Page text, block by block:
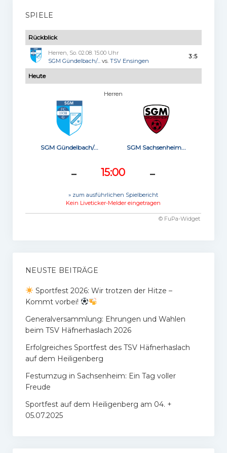
SPIELE
Rückblick
Herren, So. 02.08. 15:00 Uhr
SGM Gündelbach/...vs. TSV Ensingen
3:5
Heute
Herren
SGM Gündelbach/... SGM Sachsenheim...
- 15:00 -
» zum ausführlichen Spielbericht
Kein Liveticker-Melder eingetragen
© FuPa-Widget
NEUSTE BEITRÄGE
Sportfest 2026: Wir trotzen der Hitze –
Kommt vorbei!
Generalversammlung: Ehrungen und Wahlen
beim TSV Häfnerhaslach 2026
Erfolgreiches Sportfest des TSV Häfnerhaslach
auf dem Heiligenberg
Festumzug in Sachsenheim: Ein Tag voller
Freude
Sportfest auf dem Heiligenberg am 04. +
05.07.2025